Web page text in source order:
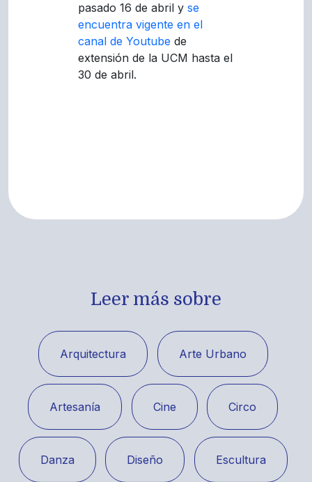
pasado 16 de abril y se
encuentra vigente en el
canal de Youtube de
extensión de la UCM hasta el
30 de abril.
Leer más sobre
Arquitectura Arte Urbano
Artesanía Cine Circo
Danza Diseño Escultura